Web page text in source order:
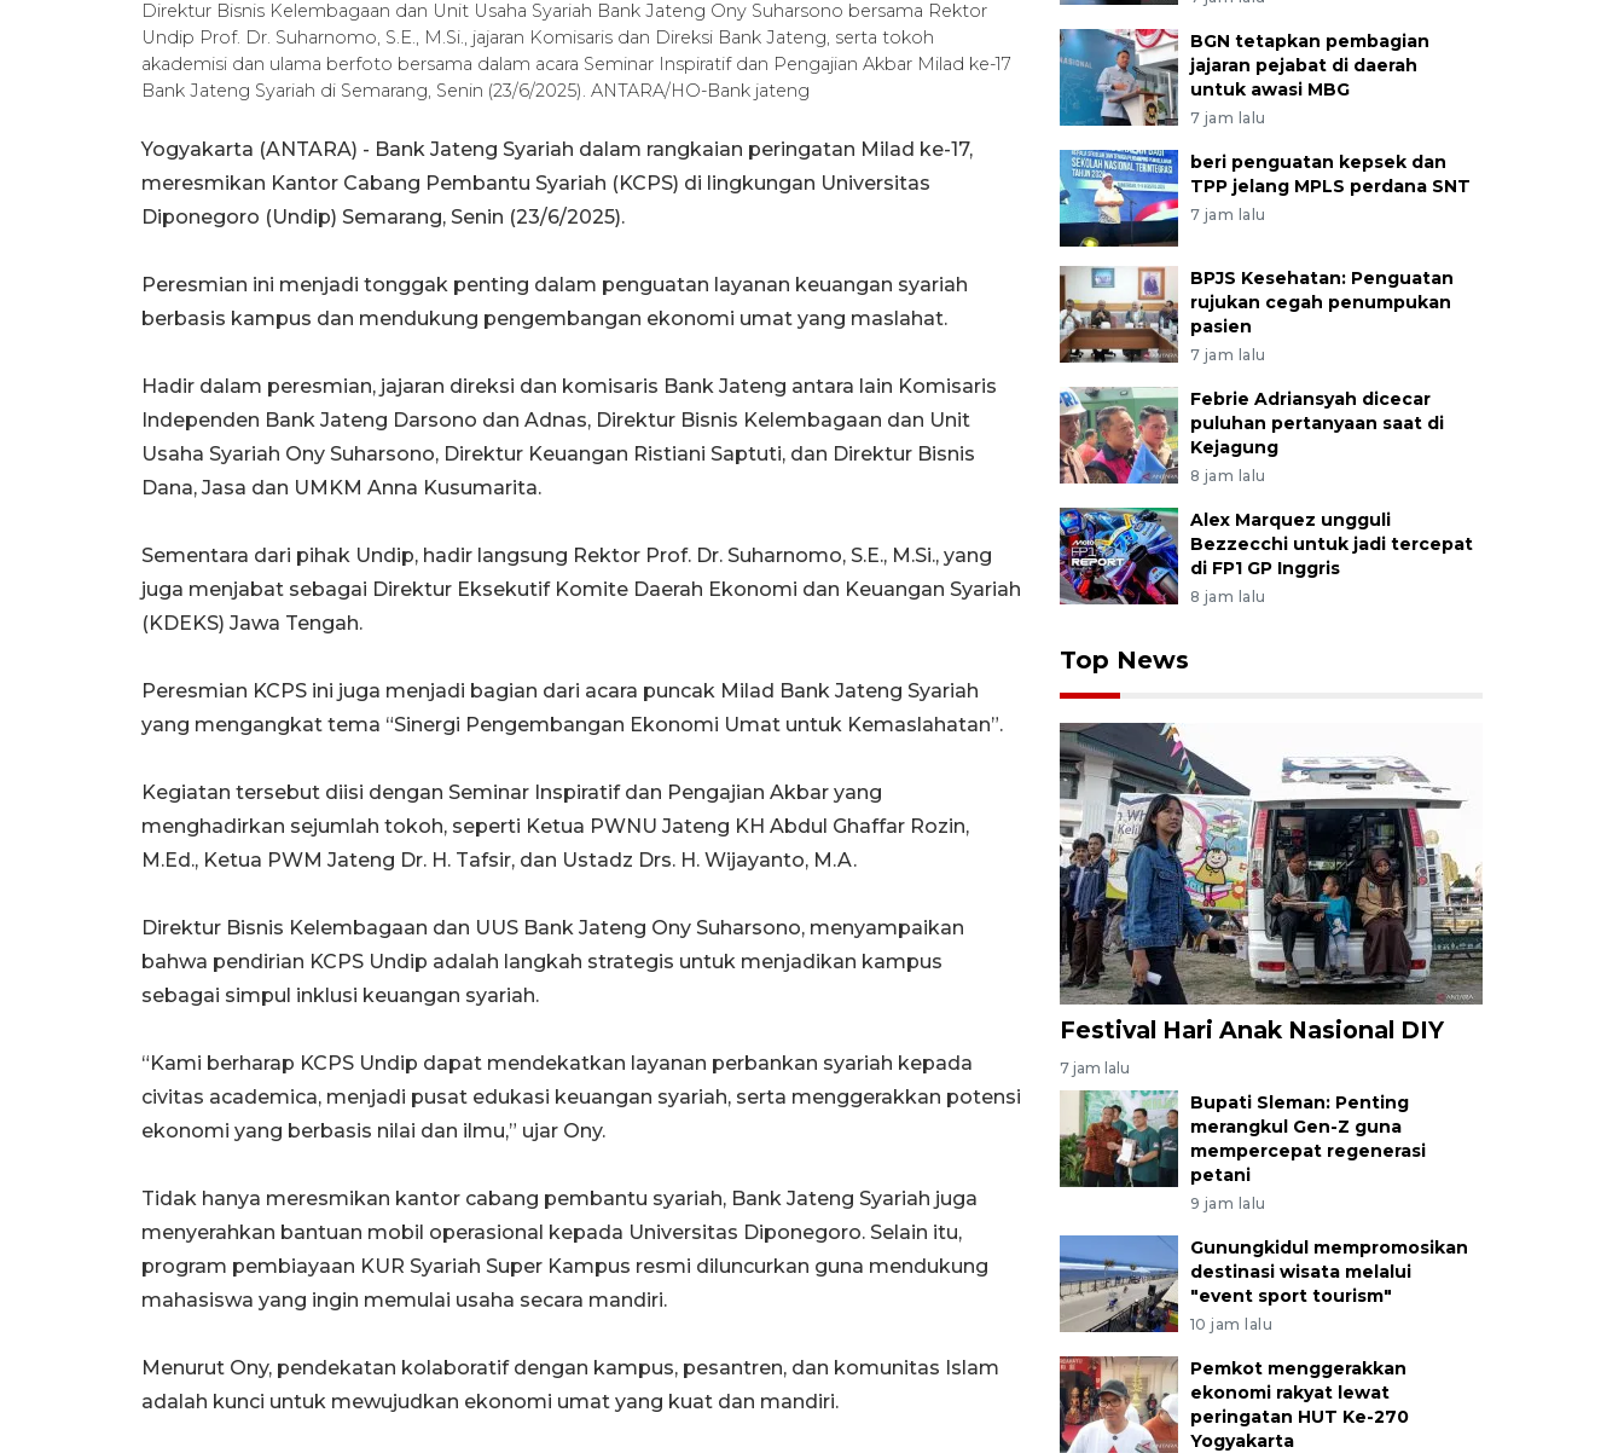
Direktur Bisnis Kelembagaan dan Unit Usaha Syariah Bank Jateng Ony Suharsono bersama Rektor
Undip Prof. Dr. Suharnomo, S.E., M.Si., jajaran Komisaris dan Direksi Bank Jateng, serta tokoh
akademisi dan ulama berfoto bersama dalam acara Seminar Inspiratif dan Pengajian Akbar Milad ke-17
Bank Jateng Syariah di Semarang, Senin (23/6/2025). ANTARA/HO-Bank jateng
Yogyakarta (ANTARA) - Bank Jateng Syariah dalam rangkaian peringatan Milad ke-17,
meresmikan Kantor Cabang Pembantu Syariah (KCPS) di lingkungan Universitas
Diponegoro (Undip) Semarang, Senin (23/6/2025).
Peresmian ini menjadi tonggak penting dalam penguatan layanan keuangan syariah
berbasis kampus dan mendukung pengembangan ekonomi umat yang maslahat.
Hadir dalam peresmian, jajaran direksi dan komisaris Bank Jateng antara lain Komisaris
Independen Bank Jateng Darsono dan Adnas, Direktur Bisnis Kelembagaan dan Unit
Usaha Syariah Ony Suharsono, Direktur Keuangan Ristiani Saptuti, dan Direktur Bisnis
Dana, Jasa dan UMKM Anna Kusumarita.
Sementara dari pihak Undip, hadir langsung Rektor Prof. Dr. Suharnomo, S.E., M.Si., yang
juga menjabat sebagai Direktur Eksekutif Komite Daerah Ekonomi dan Keuangan Syariah
(KDEKS) Jawa Tengah.
Peresmian KCPS ini juga menjadi bagian dari acara puncak Milad Bank Jateng Syariah
yang mengangkat tema “Sinergi Pengembangan Ekonomi Umat untuk Kemaslahatan”.
Kegiatan tersebut diisi dengan Seminar Inspiratif dan Pengajian Akbar yang
menghadirkan sejumlah tokoh, seperti Ketua PWNU Jateng KH Abdul Ghaffar Rozin,
M.Ed., Ketua PWM Jateng Dr. H. Tafsir, dan Ustadz Drs. H. Wijayanto, M.A.
Direktur Bisnis Kelembagaan dan UUS Bank Jateng Ony Suharsono, menyampaikan
bahwa pendirian KCPS Undip adalah langkah strategis untuk menjadikan kampus
sebagai simpul inklusi keuangan syariah.
“Kami berharap KCPS Undip dapat mendekatkan layanan perbankan syariah kepada
civitas academica, menjadi pusat edukasi keuangan syariah, serta menggerakkan potensi
ekonomi yang berbasis nilai dan ilmu,” ujar Ony.
Tidak hanya meresmikan kantor cabang pembantu syariah, Bank Jateng Syariah juga
menyerahkan bantuan mobil operasional kepada Universitas Diponegoro. Selain itu,
program pembiayaan KUR Syariah Super Kampus resmi diluncurkan guna mendukung
mahasiswa yang ingin memulai usaha secara mandiri.
Menurut Ony, pendekatan kolaboratif dengan kampus, pesantren, dan komunitas Islam
adalah kunci untuk mewujudkan ekonomi umat yang kuat dan mandiri.
BGN tetapkan pembagian
jajaran pejabat di daerah
untuk awasi MBG
7 jam lalu
beri penguatan kepsek dan
TPP jelang MPLS perdana SNT
7 jam lalu
BPJS Kesehatan: Penguatan
rujukan cegah penumpukan
pasien
7 jam lalu
Febrie Adriansyah dicecar
puluhan pertanyaan saat di
Kejagung
8 jam lalu
Alex Marquez ungguli
Bezzecchi untuk jadi tercepat
di FP1 GP Inggris
8 jam lalu
Top News
Festival Hari Anak Nasional DIY
7 jam lalu
Bupati Sleman: Penting
merangkul Gen-Z guna
mempercepat regenerasi
petani
9 jam lalu
Gunungkidul mempromosikan
destinasi wisata melalui
"event sport tourism"
10 jam lalu
Pemkot menggerakkan
ekonomi rakyat lewat
peringatan HUT Ke-270
Yogyakarta